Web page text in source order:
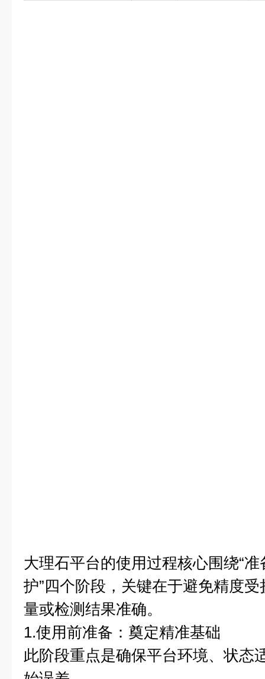
大理石平台的使用过程核心围绕“
护”四个阶段，关键在于避免精度
量或检测结果准确。
1.使用前准备：奠定精准基础
此阶段重点是确保平台环境、状态